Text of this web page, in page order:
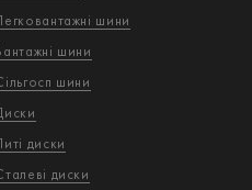
шини
шини
шини
диски
диски